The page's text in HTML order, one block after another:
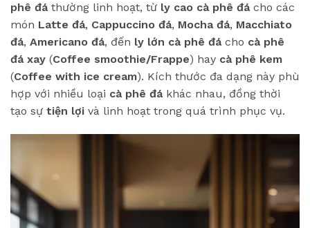
phê đáthường linh hoạt, từ ly cao cà phê đácho các
món Latte đá, Cappuccino đá, Mocha đá, Macchiato
đá, Americano đá, đến ly lớn cà phê đácho cà phê
đá xay (Coffee smoothie/Frappe) hay cà phê kem
(Coffee with ice cream). Kích thước đa dạng này phù
hợp với nhiều loại cà phê đákhác nhau, đồng thời
tạo sự tiện lợi và linh hoạt trong quá trình phục vụ.